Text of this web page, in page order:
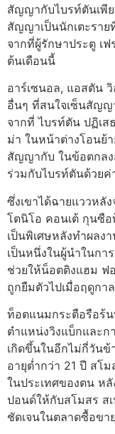
สัญญากับไบรท์ตันเพีย
สัญญาเป็นนักเตะรา
จากที่ผู้รักษาประตู เฟ
ต้นเดือนนี้
อาร์เซนอล, แอสตัน
อื่นๆ ที่สนใจเซ็นสัญญ
จากที่ ไบรท์ตัน ปฏิเ
ม่า ในหน้าต่างโอนย้
สัญญากับ ในข้อตกล
ร่วมกับไบรท์ตันด้วย
ซึ่งเขาได้ฉายแววหลั
โตนิโอ คอนเต้ กุนซื
เป็นพิเศษหลังทำผลง
เป็นหนึ่งในผู้นำในกา
ช่วยให้น็อตติงแฮม ฟ
ถูกยืมตัวไปเมื่อฤดูกา
ท็อตแนมกระตือรือร้
ตำแหน่งวิงแบ็กและก
เกิดขึ้นในอีกไม่กี่วันข้
อายุต่ำกว่า 21 ปี สโ
ในประเทศของตน ห
ปอนด์ให้กับสโมสร ส
ชัดเจนในตลาดซื้อขา